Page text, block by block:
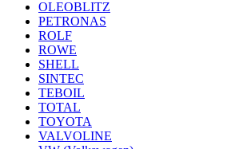
OLEOBLITZ
PETRONAS
ROLF
ROWE
SHELL
SINTEC
TEBOIL
TOTAL
TOYOTA
VALVOLINE